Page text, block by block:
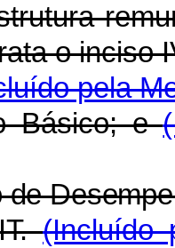
o inciso
pela
Básico; e
(Incluído